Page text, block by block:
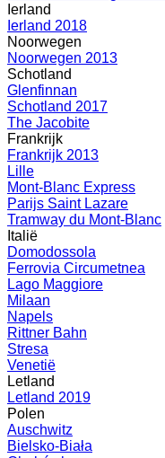
Ierland
Ierland 2018
Noorwegen
Noorwegen 2013
Schotland
Glenfinnan
Schotland 2017
The Jacobite
Frankrijk
Frankrijk 2013
Lille
Mont-Blanc Express
Parijs Saint Lazare
Tramway du Mont-Blanc
Italië
Domodossola
Ferrovia Circumetnea
Lago Maggiore
Milaan
Napels
Rittner Bahn
Stresa
Venetië
Letland
Letland 2019
Polen
Auschwitz
Bielsko-Biała